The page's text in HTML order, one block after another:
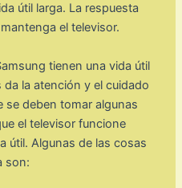
útil larga. La respuesta
el televisor.
tienen una vida útil
la atención y el cuidado
se deben tomar algunas
el televisor funcione
útil. Algunas de las cosas
son: